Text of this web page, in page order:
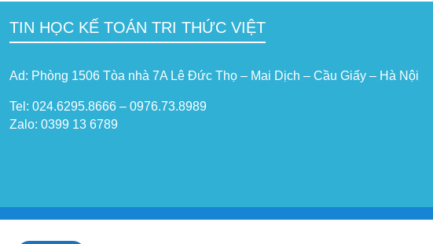
TIN HỌC KẾ TOÁN TRI THỨC VIỆT
Ad: Phòng 1506 Tòa nhà 7A Lê Đức Thọ – Mai Dịch – Cầu Giấy – Hà Nội
Tel: 024.6295.8666 – 0976.73.8989
Zalo: 0399 13 6789